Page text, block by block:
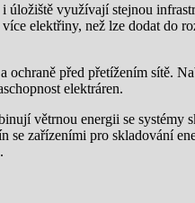
využívají stejnou
elektřiny, než lze dodat do
před přetížením sítě.
elektráren.
větrnou energii se systémy
zařízeními pro skladování